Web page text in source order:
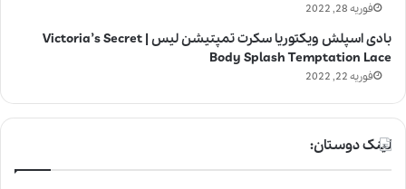
فوریه 28, 2022
بادی اسپلش ویکتوریا سکرت تمپتیشن لیس | Victoria’s Secret
Body Splash Temptation Lace
فوریه 22, 2022
لینک دوستان: